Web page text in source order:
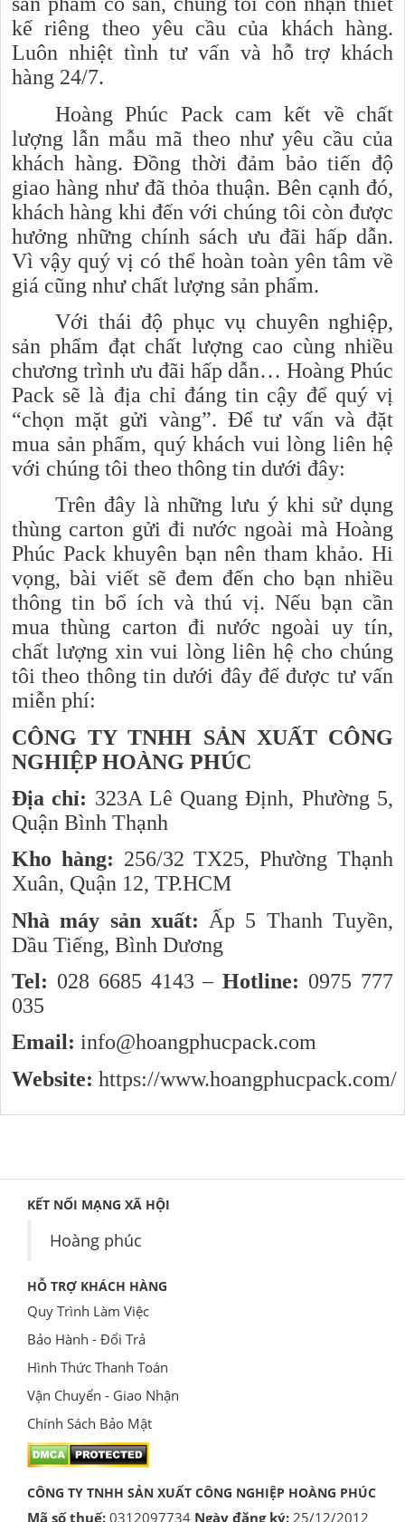
kế riêng theo yêu cầu của khách hàng.
Luôn nhiệt tình tư vấn và hỗ trợ khách
hàng 24/7.
Hoàng Phúc Pack cam kết về chất
lượng lẫn mẫu mã theo như yêu cầu của
khách hàng. Đồng thời đảm bảo tiến độ
giao hàng như đã thỏa thuận. Bên cạnh đó,
khách hàng khi đến với chúng tôi còn được
hưởng những chính sách ưu đãi hấp dẫn.
Vì vậy quý vị có thể hoàn toàn yên tâm về
giá cũng như chất lượng sản phẩm.
Với thái độ phục vụ chuyên nghiệp,
sản phẩm đạt chất lượng cao cùng nhiều
chương trình ưu đãi hấp dẫn… Hoàng Phúc
Pack sẽ là địa chỉ đáng tin cậy để quý vị
“chọn mặt gửi vàng”. Để tư vấn và đặt
mua sản phẩm, quý khách vui lòng liên hệ
với chúng tôi theo thông tin dưới đây:
Trên đây là những lưu ý khi sử dụng
thùng carton gửi đi nước ngoài mà Hoàng
Phúc Pack khuyên bạn nên tham khảo. Hi
vọng, bài viết sẽ đem đến cho bạn nhiều
thông tin bổ ích và thú vị. Nếu bạn cần
mua thùng carton đi nước ngoài uy tín,
chất lượng xin vui lòng liên hệ cho chúng
tôi theo thông tin dưới đây để được tư vấn
miễn phí:
CÔNG TY TNHH SẢN XUẤT CÔNG
NGHIỆP HOÀNG PHÚC
Địa chỉ: 323A Lê Quang Định, Phường 5,
Quận Bình Thạnh
Kho hàng: 256/32 TX25, Phường Thạnh
Xuân, Quận 12, TP.HCM
Nhà máy sản xuất: Ấp 5 Thanh Tuyền,
Dầu Tiếng, Bình Dương
Tel: 028 6685 4143 –Hotline: 0975 777
035
Email: info@hoangphucpack.com
Website: https://www.hoangphucpack.com/
KẾT NỐI MẠNG XÃ HỘI
Hoàng phúc
HỖ TRỢ KHÁCH HÀNG
Quy Trình Làm Việc
Bảo Hành - Đổi Trả
Hình Thức Thanh Toán
Vận Chuyển - Giao Nhận
Chính Sách Bảo Mật
CÔNG TY TNHH SẢN XUẤT CÔNG NGHIỆP HOÀNG PHÚC
Mã số thuế: 0312097734 Ngày đăng ký: 25/12/2012